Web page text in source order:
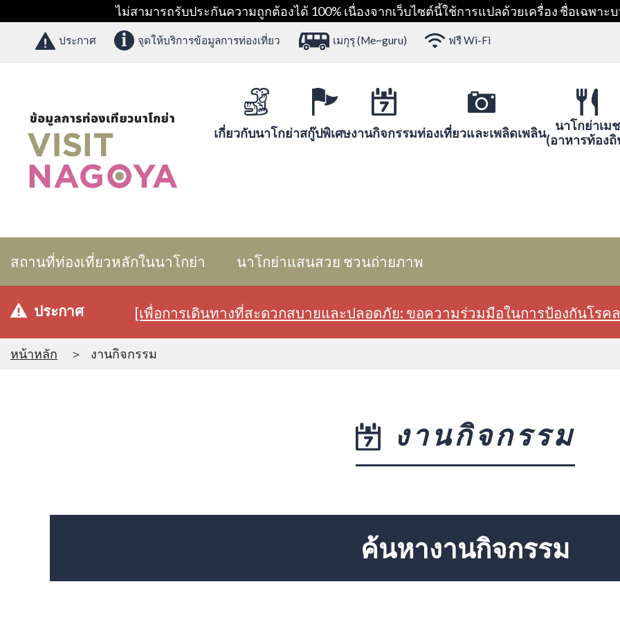
ไม่สามารถรับประกันความถูกต้องได้ 100% เนื่องจากเว็บไซต์นี้ใช้การแปลด้วยเครื่อง ชื่อเฉพา
ประกาศ จุดให้บริการข้อมูลการท่องเที่ยว เมกุรุ (Me~guru) ฟรี Wi-Fi
เกี่ยวกับนาโกย่าสกู๊ปพิเศษงานกิจกรรมท่องเที่ยวและเพลิดเพลิน
นาโกย่าเมช
(อาหารท้องถิ
สถานที่ท่องเที่ยวหลักในนาโกย่า นาโกย่าแสนสวย ชวนถ่ายภาพ
ประกาศ [เพื่อการเดินทางที่สะดวกสบายและปลอดภัย: ขอความร่วมมือในการป้องกันโรค
หน้าหลัก งานกิจกรรม
งานกิจกรรม
ค้นหางานกิจกรรม